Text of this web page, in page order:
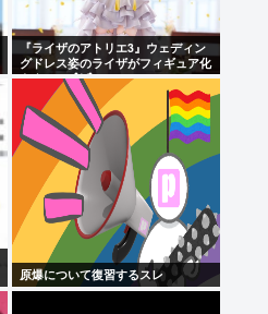
『ライザのアトリエ3』ウェディン
グドレス姿のライザがフィギュア化
キタ───(ﾟ∀ﾟ)───!!!!!
原爆について復習するスレ